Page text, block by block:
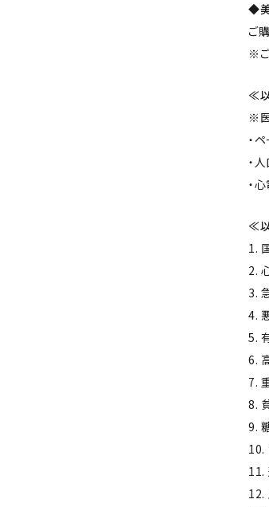
◆
ご
※
≪
※
・
・
・
≪
1.
2.
3.
4.
5.
6.
7.
8.
9.
10.
11.
12.